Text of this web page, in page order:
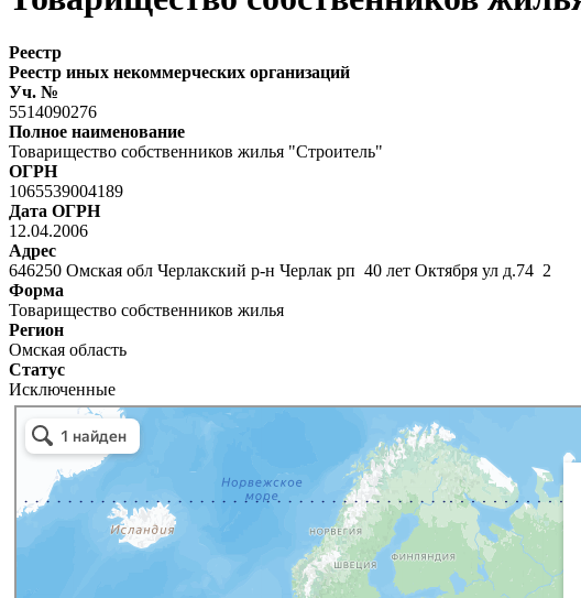
Реестр
Реестр иных некоммерческих организаций
Уч. №
5514090276
Полное наименование
Товарищество собственников жилья "Строитель"
ОГРН
1065539004189
Дата ОГРН
12.04.2006
Адрес
646250 Омская обл Черлакский р-н Черлак рп 40 лет Октября ул д.74 2
Форма
Товарищество собственников жилья
Регион
Омская область
Статус
Исключенные